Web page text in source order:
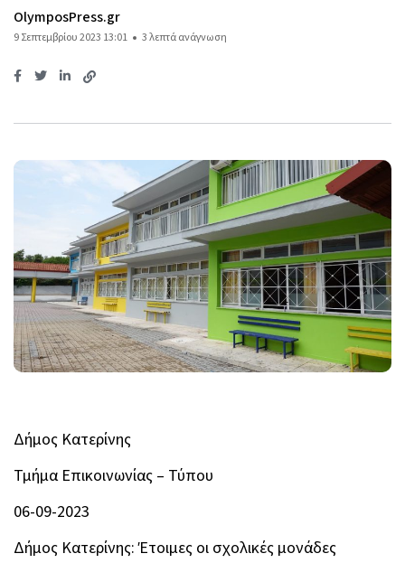
OlymposPress.gr
9 Σεπτεμβρίου 2023 13:01 3 λεπτά ανάγνωση
Δήμος Κατερίνης
Τμήμα Επικοινωνίας – Τύπου
06-09-2023
Δήμος Κατερίνης: Έτοιμες οι σχολικές μονάδες